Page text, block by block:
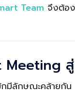
Team จึงต้อ
Meeting
กมีลักษณะคล้ายกัน